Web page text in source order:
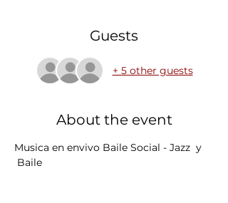
Guests
+ 5 other guests
About the event
Musica en envivo Baile Social - Jazz  y
Baile